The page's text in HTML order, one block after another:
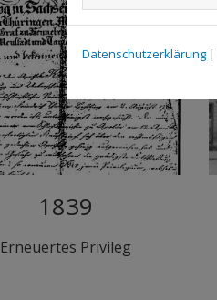
1839
Erneuertes Privileg
Datenschutzerklärung |